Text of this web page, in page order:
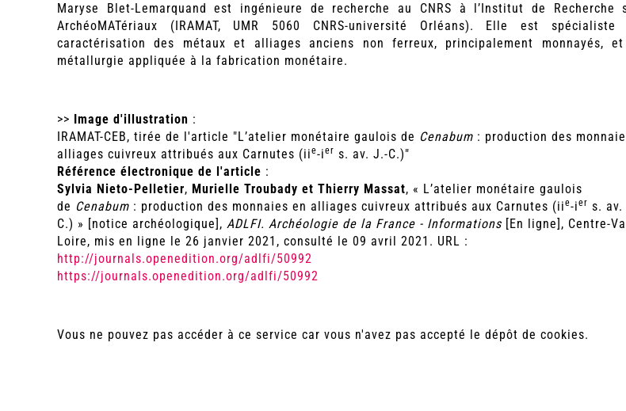
Maryse Blet-Lemarquand est ingénieure de recherche au CNRS à l’Institut de Recherche
ArchéoMATériaux (IRAMAT, UMR 5060 CNRS-université Orléans). Elle est
caractérisation des métaux et alliages anciens non ferreux, principalement monnayés,
métallurgie appliquée à la fabrication monétaire.
>> Image d'illustration :
IRAMAT-CEB, tirée de l'article "L’atelier monétaire gaulois de Cenabum : production des
alliages cuivreux attribués aux Carnutes (iie-ier s. av. J.-C.)"
Référence électronique de l'article :
Sylvia Nieto-Pelletier, Murielle Troubady et Thierry Massat, « L’atelier monétaire gaulois
de Cenabum : production des monnaies en alliages cuivreux attribués aux Carnutes (iie-ier s. av.
C.) » [notice archéologique], ADLFI. Archéologie de la France - Informations [En ligne], Centre-
Loire, mis en ligne le 26 janvier 2021, consulté le 09 avril 2021. URL :
http://journals.openedition.org/adlfi/50992
https://journals.openedition.org/adlfi/50992
Vous ne pouvez pas accéder à ce service car vous n'avez pas accepté le dépôt de cookies.